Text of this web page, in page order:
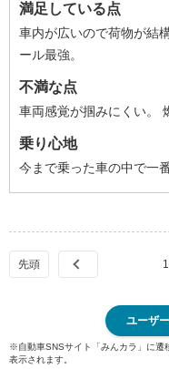
満足している点
車内が広いので荷物が結
ール最強。
不満な点
車両感覚が掴みにくい。
乗り心地
今まで乗った車の中で一番
ユーザ
※自動車SNSサイト「みんカラ」に遷
表示されます。